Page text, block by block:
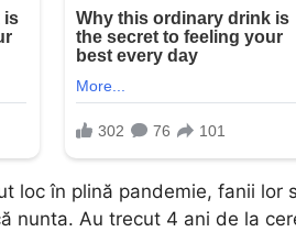
loc în plină pandemie, fanii lor
nunta. Au trecut 4 ani de la